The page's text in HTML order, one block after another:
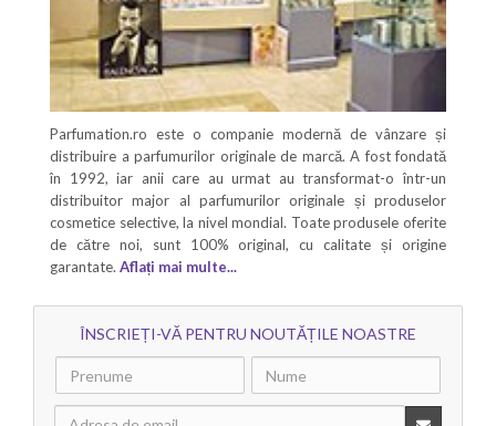
Parfumation.ro este o companie modernă de vânzare și
distribuire a parfumurilor originale de marcă. A fost fondată
în 1992, iar anii care au urmat au transformat-o într-un
distribuitor major al parfumurilor originale și produselor
cosmetice selective, la nivel mondial. Toate produsele oferite
de către noi, sunt 100% original, cu calitate și origine
garantate. Aflați mai multe...
ÎNSCRIEȚI-VĂ PENTRU NOUTĂȚILE NOASTRE